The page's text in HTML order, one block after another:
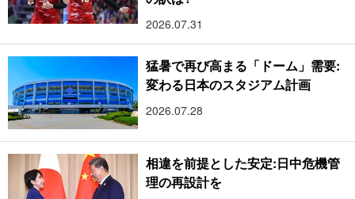
2026.07.31
猛暑で再び高まる「ドーム」需要:
変わる日本のスタジアム計画
2026.07.28
相違を前提とした安定:日中危機管
理の再設計を